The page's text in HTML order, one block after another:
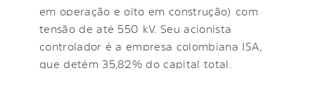
em operação e oito em construção) com
tensão de até 550 kV. Seu acionista
controlador é a empresa colombiana ISA,
que detém 35,82% do capital total.